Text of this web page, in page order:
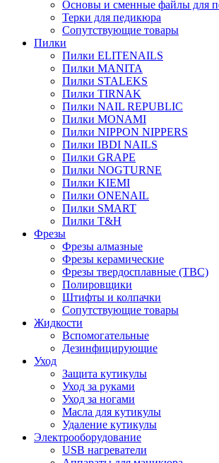
Основы и сменные файлы для
Терки для педикюра
Сопутствующие товары
Пилки
Пилки ELITENAILS
Пилки MANITA
Пилки STALEKS
Пилки TIRNAK
Пилки NAIL REPUBLIC
Пилки MONAMI
Пилки NIPPON NIPPERS
Пилки IBDI NAILS
Пилки GRAPE
Пилки NOGTURNE
Пилки KIEMI
Пилки ONENAIL
Пилки SMART
Пилки T&H
Фрезы
Фрезы алмазные
Фрезы керамические
Фрезы твердосплавные (ТВС)
Полировщики
Штифты и колпачки
Сопутствующие товары
Жидкости
Вспомогательные
Дезинфицирующие
Уход
Защита кутикулы
Уход за руками
Уход за ногами
Масла для кутикулы
Удаление кутикулы
Электрооборудование
USB нагреватели